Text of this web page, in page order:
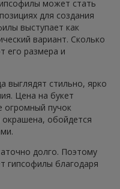
может стать
для создания
выступает как
вариант. Сколько
его размера и
выглядят стильно, ярко
Цена на букет
огромный пучок
окрашена, обойдется
долго. Поэтому
гипсофилы благодаря